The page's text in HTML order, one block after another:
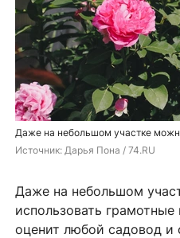
Даже на небольшом участке
Источник: Дарья Пона / 74.RU
Даже на небольшом
использовать
оценит любой садовод и